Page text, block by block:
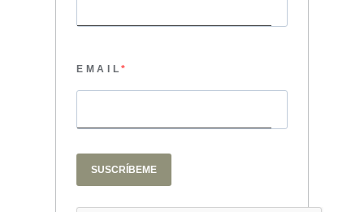
EMAIL
SUSCRÍBEME